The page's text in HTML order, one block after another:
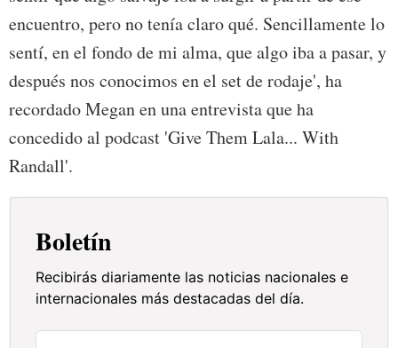
encuentro, pero no tenía claro qué. Sencillamente lo
sentí, en el fondo de mi alma, que algo iba a pasar, y
después nos conocimos en el set de rodaje', ha
recordado Megan en una entrevista que ha
concedido al podcast 'Give Them Lala... With
Randall'.
Boletín
Recibirás diariamente las noticias nacionales e
internacionales más destacadas del día.